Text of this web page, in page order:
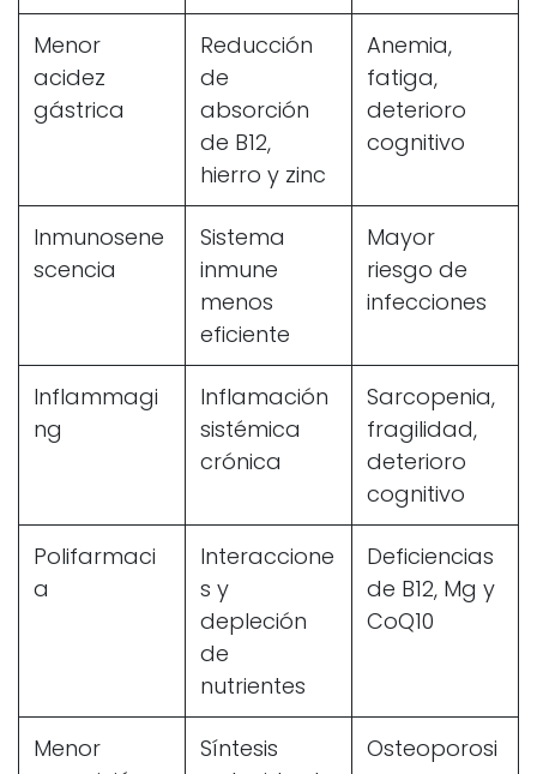
Menor
acidez
gástrica
Reducción
de
absorción
de B12,
hierro y zinc
Anemia,
fatiga,
deterioro
cognitivo
Inmunosene
scencia
Sistema
inmune
menos
eficiente
Mayor
riesgo de
infecciones
Inflammagi
ng
Inflamación
sistémica
crónica
Sarcopenia,
fragilidad,
deterioro
cognitivo
Polifarmaci
a
Interaccione
s y
depleción
de
nutrientes
Deficiencias
de B12, Mg y
CoQ10
Menor
Síntesis
Osteoporosi